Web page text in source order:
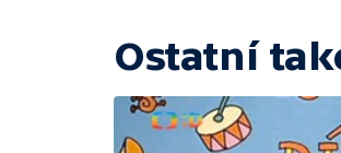
Ostatní